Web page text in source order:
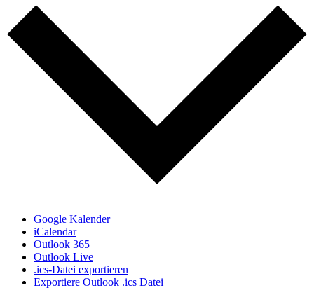
Google Kalender
iCalendar
Outlook 365
Outlook Live
.ics-Datei exportieren
Exportiere Outlook .ics Datei